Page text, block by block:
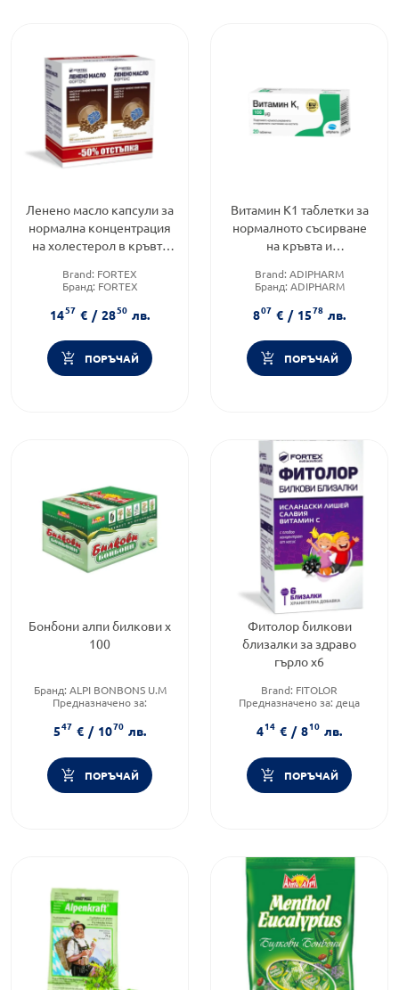
Ленено масло капсули за
нормална концентрация
на холестерол в кръвта
Brand: FORTEX
Бранд: FORTEX
1457 € / 2850 лв.
ПОРЪЧАЙ
Витамин К1 таблетки за
нормалното съсирване
на кръвта и
0,1 мг х20 Adipharma
Brand: ADIPHARM
Бранд: ADIPHARM
807 € / 1578 лв.
ПОРЪЧАЙ
Бонбони алпи билкови х
100
Бранд: ALPI BONBONS U.M
Предназначено за:
Приложение:орално
547 € / 1070 лв.
ПОРЪЧАЙ
Фитолор билкови
близалки за здраво
гърло х6
Brand: FITOLOR
Предназначено за: деца
414 € / 810 лв.
ПОРЪЧАЙ